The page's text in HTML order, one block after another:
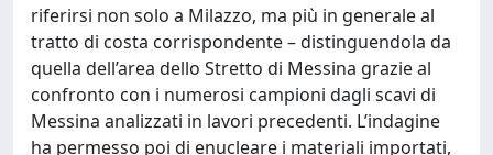
riferirsi non solo a Milazzo, ma più in generale al
tratto di costa corrispondente – distinguendola da
quella dell’area dello Stretto di Messina grazie al
confronto con i numerosi campioni dagli scavi di
Messina analizzati in lavori precedenti. L’indagine
ha permesso poi di enucleare i materiali importati,